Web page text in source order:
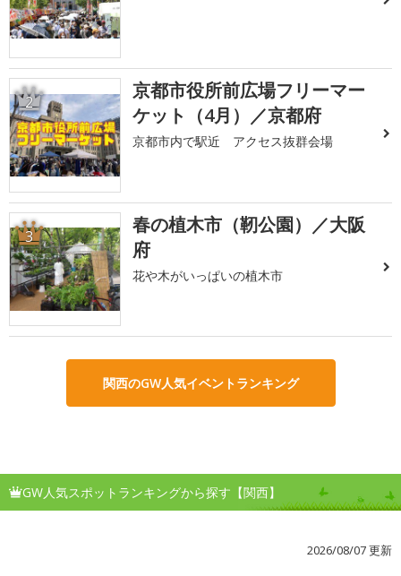
2
京都市役所前広場フリーマー
ケット（4月）／京都府
京都市内で駅近 アクセス抜群会場
3
春の植木市（靭公園）／大阪
府
花や木がいっぱいの植木市
関西のGW人気イベントランキング
GW人気スポットランキングから探す【関西】
2026/08/07 更新